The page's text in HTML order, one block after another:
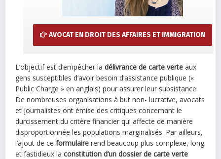
AVOCAT EN DROIT DES AFFAIRES ET IMMIGRATION
L’objectif est d’empêcher ladélivrance de carte verte aux
gens susceptibles d’avoir besoin d’assistance publique («
Public Charge » en anglais) pour assurer leur subsistance.
De nombreuses organisations à but non- lucrative, avocats
et journalistes ont émise des critiques concernant le
durcissement du critère financier qui affecte de manière
disproportionnée les populations marginalisés. Par ailleurs,
l’ajout de ce formulaire rend beaucoup plus complexe, long
et fastidieux la constitution d’un dossier de carte verte